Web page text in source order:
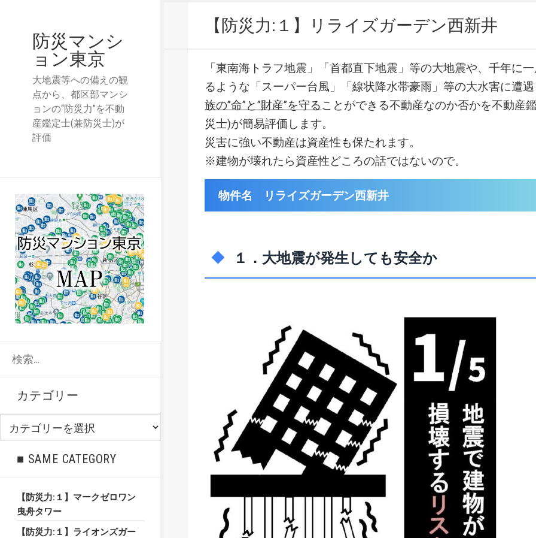
防災マンシ
ョン東京
大地震等への備えの観
点から、都区部マンシ
ョンの“防災力”を不動
産鑑定士(兼防災士)が
評価
カテゴリー
■ SAME CATEGORY
【防災力:１】マークゼロワン
曳舟タワー
【防災力:１】ライオンズガー
【防災力:１】リライズガーデン西新井
「東南海トラフ地震」「首都直下地震」等の大地震や、千年に
るような「スーパー台風」「線状降水帯豪雨」等の大水害に遭
族の”命”と”財産”を守ることができる不動産なのか否かを不動産
災士)が簡易評価します。
災害に強い不動産は資産性も保たれます。
※建物が壊れたら資産性どころの話ではないので。
物件名 リライズガーデン西新井
１．大地震が発生しても安全か